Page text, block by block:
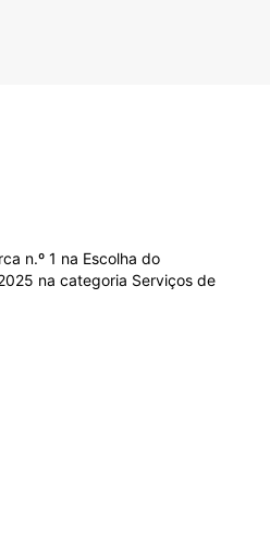
n.º 1 na Escolha do
na categoria Serviços de